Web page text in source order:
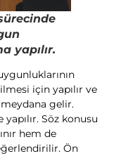
yapılır.
için yapılır ve
gelir.
Söz konusu
hem de
Ön